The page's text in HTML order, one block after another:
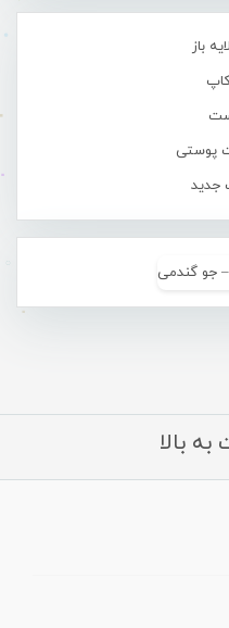
باز
پوستی
جدید
بالا